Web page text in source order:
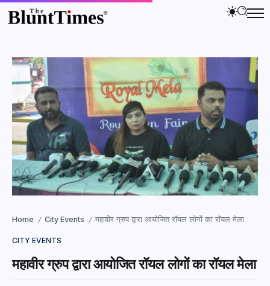
Home / City Events / महावीर ग्रुप द्वारा आयोजित रॉयल लोगों का रॉयल मेला
CITY EVENTS
महावीर ग्रुप द्वारा आयोजित रॉयल लोगों का रॉयल मेला